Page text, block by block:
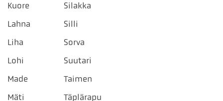
Kuore
Lahna
Liha
Lohi
Made
Mäti
Silakka
Silli
Sorva
Suutari
Taimen
Täplärapu